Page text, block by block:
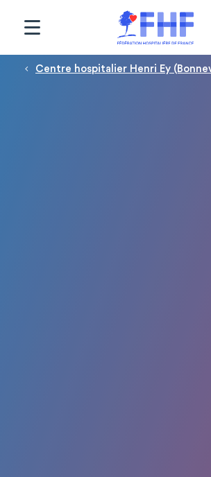
Fil d'Ariane
Centre hospitalier Henri Ey
Panneau de gestion des cookies